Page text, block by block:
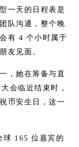
一天的日程表是
队沟通，整个晚
有 4 个小时属于
友见面。
，她在筹备与直
会临近结束时，
币安生日，这一
球 165 位嘉宾的